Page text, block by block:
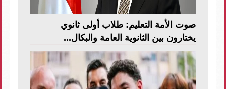
صوت الأمة التعليم: طلاب أولى ثانوي
يختارون بين الثانوية العامة والبكال...